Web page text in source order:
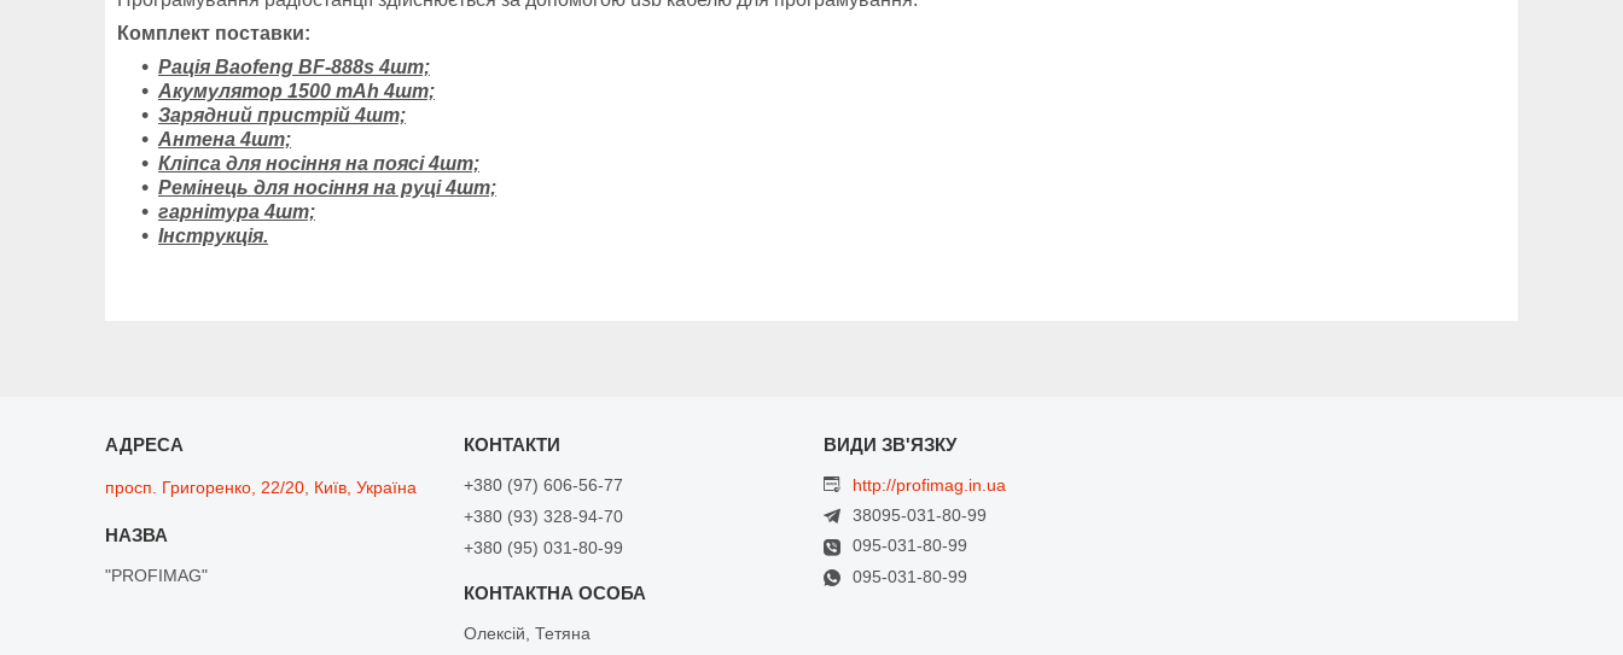
Комплект поставки:
Рація Baofeng BF-888s 4шт;
Акумулятор 1500 mAh 4шт;
Зарядний пристрій 4шт;
Антена 4шт;
Кліпса для носіння на поясі 4шт;
Ремінець для носіння на руці 4шт;
гарнітура 4шт;
Інструкція.
просп. Григоренко, 22/20, Київ, Україна
"PROFIMAG"
+380 (97) 606-56-77
+380 (93) 328-94-70
+380 (95) 031-80-99
Олексій, Тетяна
http://profimag.in.ua
38095-031-80-99
095-031-80-99
095-031-80-99